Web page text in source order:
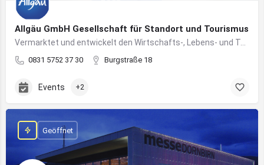
Allgäu GmbH Gesellschaft für Standort und Tourismus
0831 5752 37 30 Burgstraße 18
Events +2
Geöffnet